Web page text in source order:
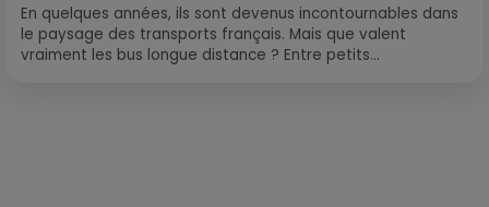
En quelques années, ils sont devenus incontournables dans
le paysage des transports français. Mais que valent
vraiment les bus longue distance ? Entre petits...